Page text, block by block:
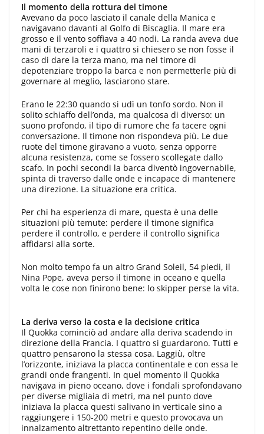
Il momento della rottura del timone
Avevano da poco lasciato il canale della Manica e
navigavano davanti al Golfo di Biscaglia. Il mare era
grosso e il vento soffiava a 40 nodi. La randa aveva due
mani di terzaroli e i quattro si chiesero se non fosse il
caso di dare la terza mano, ma nel timore di
depotenziare troppo la barca e non permetterle più di
governare al meglio, lasciarono stare.
Erano le 22:30 quando si udì un tonfo sordo. Non il
solito schiaffo dell’onda, ma qualcosa di diverso: un
suono profondo, il tipo di rumore che fa tacere ogni
conversazione. Il timone non rispondeva più. Le due
ruote del timone giravano a vuoto, senza opporre
alcuna resistenza, come se fossero scollegate dallo
scafo. In pochi secondi la barca diventò ingovernabile,
spinta di traverso dalle onde e incapace di mantenere
una direzione. La situazione era critica.
Per chi ha esperienza di mare, questa è una delle
situazioni più temute: perdere il timone significa
perdere il controllo, e perdere il controllo significa
affidarsi alla sorte.
Non molto tempo fa un altro Grand Soleil, 54 piedi, il
Nina Pope, aveva perso il timone in oceano e quella
volta le cose non finirono bene: lo skipper perse la vita.
La deriva verso la costa e la decisione critica
Il Quokka cominciò ad andare alla deriva scadendo in
direzione della Francia. I quattro si guardarono. Tutti e
quattro pensarono la stessa cosa. Laggiù, oltre
l’orizzonte, iniziava la placca continentale e con essa le
grandi onde frangenti. In quel momento il Quokka
navigava in pieno oceano, dove i fondali sprofondavano
per diverse migliaia di metri, ma nel punto dove
iniziava la placca questi salivano in verticale sino a
raggiungere i 150-200 metri e questo provocava un
innalzamento altrettanto repentino delle onde.